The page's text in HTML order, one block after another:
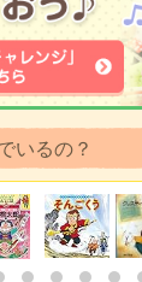
いるの？